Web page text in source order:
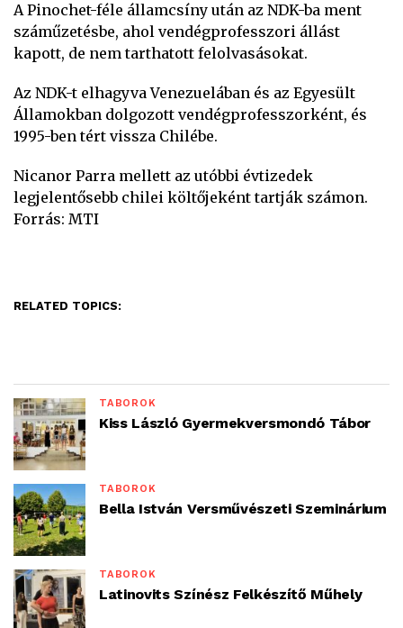
A Pinochet-féle államcsíny után az NDK-ba ment
száműzetésbe, ahol vendégprofesszori állást
kapott, de nem tarthatott felolvasásokat.
Az NDK-t elhagyva Venezuelában és az Egyesült
Államokban dolgozott vendégprofesszorként, és
1995-ben tért vissza Chilébe.
Nicanor Parra mellett az utóbbi évtizedek
legjelentősebb chilei költőjeként tartják számon.
Forrás: MTI
RELATED TOPICS:
TÁBOROK
Kiss László Gyermekversmondó Tábor
TÁBOROK
Bella István Versművészeti Szeminárium
TÁBOROK
Latinovits Színész Felkészítő Műhely